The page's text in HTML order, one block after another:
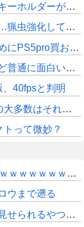
100円で売ってて草
… よし、戦うぞ」←これ
売価格ばかりじゃねーか
に面白いじゃん
40fpsと判明
ら聞く耳持つだけムダよ
って微妙？
ｗｗｗｗｗｗｗ
ウまで遡る
るやつ一番すき